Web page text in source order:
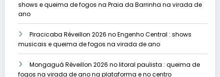
shows e queima de fogos na Praia da Barrinha na virada de
ano
Piracicaba Réveillon 2026 no Engenho Central : shows
musicais e queima de fogos na virada de ano
Mongaguá Réveillon 2026 no litoral paulista : queima de
fogos na virada de ano na plataforma e no centro